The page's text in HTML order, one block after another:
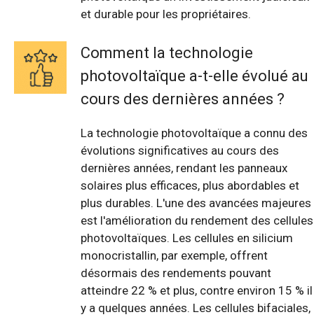
et durable pour les propriétaires.
Comment la technologie
photovoltaïque a-t-elle évolué au
cours des dernières années ?
La technologie photovoltaïque a connu des
évolutions significatives au cours des
dernières années, rendant les panneaux
solaires plus efficaces, plus abordables et
plus durables. L'une des avancées majeures
est l'amélioration du rendement des cellules
photovoltaïques. Les cellules en silicium
monocristallin, par exemple, offrent
désormais des rendements pouvant
atteindre 22 % et plus, contre environ 15 % il
y a quelques années. Les cellules bifaciales,